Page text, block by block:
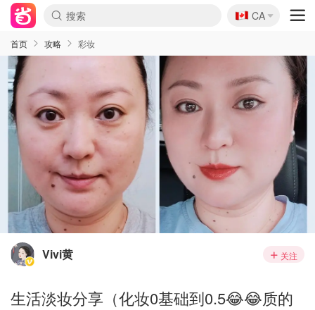
🇨🇦
CA
首页 攻略 彩妆
Vivi黄 关注
生活淡妆分享（化妆0基础到0.5😂😂质的